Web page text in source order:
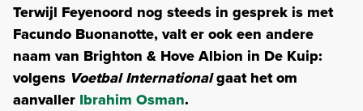
Terwijl Feyenoord nog steeds in gesprek is met
Facundo Buonanotte, valt er ook een andere
naam van Brighton & Hove Albion in De Kuip:
volgens Voetbal Internationalgaat het om
aanvaller Ibrahim Osman.